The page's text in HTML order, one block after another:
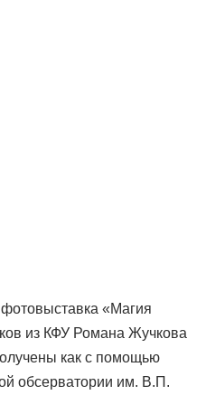
«Магия
из КФУ Романа Жучкова
как с помощью
обсерватории им. В.П.